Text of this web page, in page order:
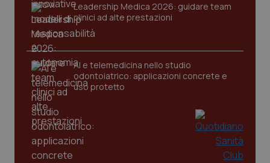
Leadership Medica 2026: guidare team
clinici ad alte prestazioni
AI e telemedicina nello studio
odontoiatrico: applicazioni concrete e
uso protetto
tracking-sites-ironfish-
tracking-enable
www.quotidianosanita.it
tracking-sites-ironfish-
session-id
www.quotidianosanita.it
_ga